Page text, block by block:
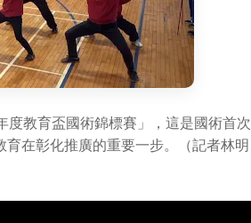
教育盃國術錦標賽」，這是國術首次
在彰化推廣的重要一步。（記者林明